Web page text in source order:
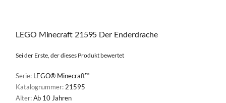
LEGO Minecraft 21595 Der Enderdrache
Sei der Erste, der dieses Produkt bewertet
Serie: LEGO® Minecraft™
Katalognummer:21595
Alter:Ab 10 Jahren